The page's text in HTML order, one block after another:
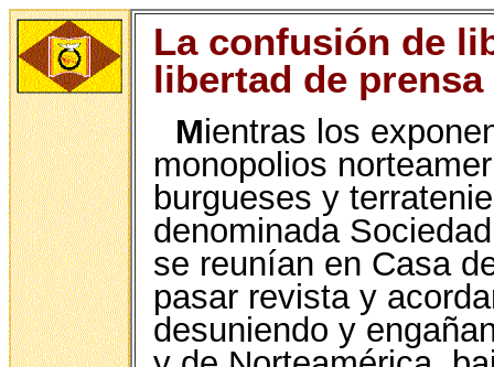
La confusión de
libertad de
Mientras los
monopolios
burgueses y
denominada
se reunían en Casa
pasar revista y
desuniendo y